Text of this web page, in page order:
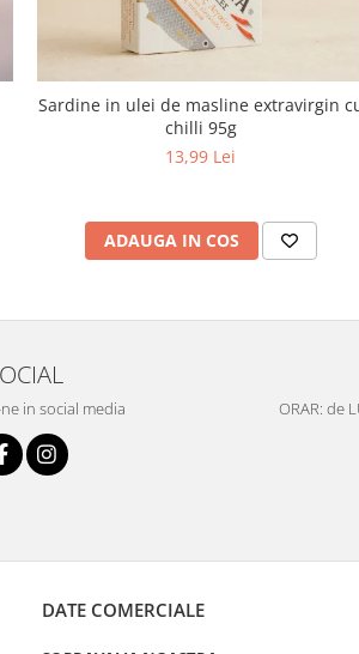
Sardine in ulei de masline extravirgin
chilli 95g
13,99 Lei
ADAUGA IN COS
in social media
ORAR: de
DATE COMERCIALE